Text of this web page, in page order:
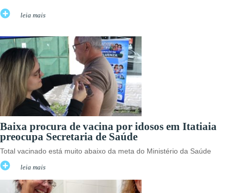
leia mais
Baixa procura de vacina por idosos em Itatiaia
preocupa Secretaria de Saúde
Total vacinado está muito abaixo da meta do Ministério da Saúde
leia mais